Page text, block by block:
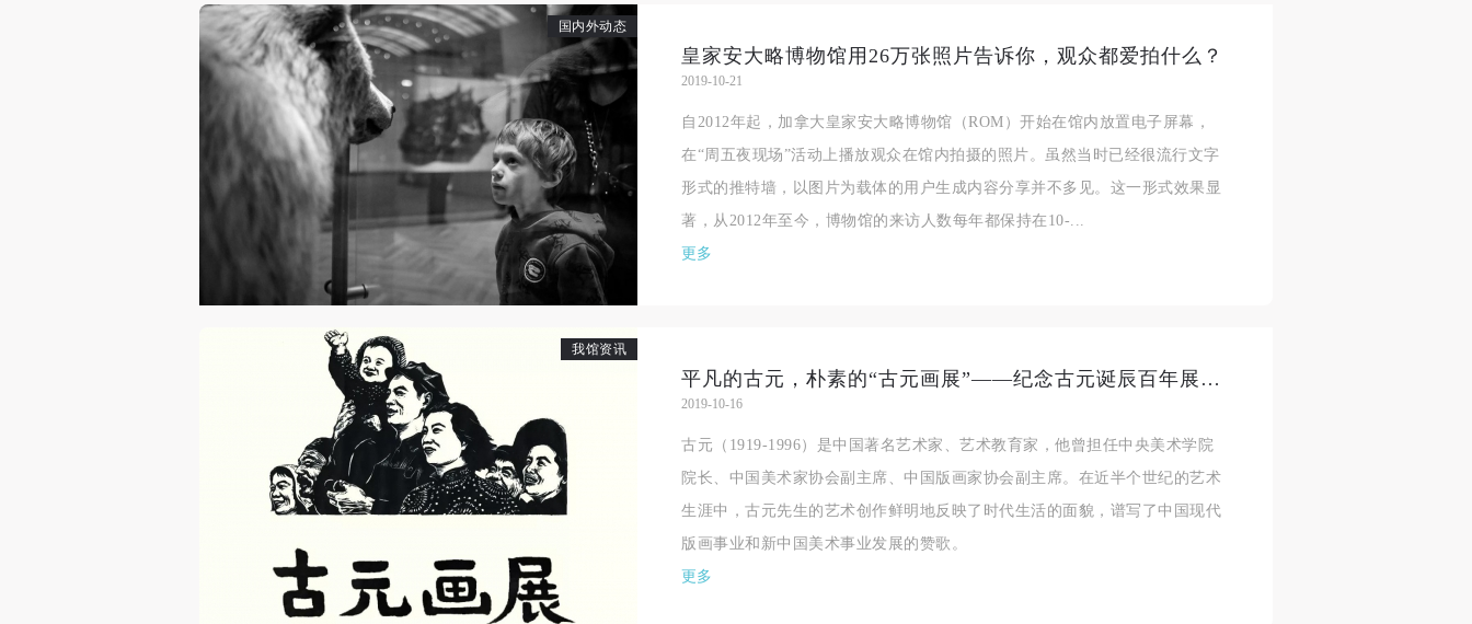
国内外动态
皇家安大略博物馆用26万张照片告诉你，观众都爱拍什么？
2019-10-21
自2012年起，加拿大皇家安大略博物馆（ROM）开始在馆内放置电子屏幕，
在“周五夜现场”活动上播放观众在馆内拍摄的照片。虽然当时已经很流行文字
形式的推特墙，以图片为载体的用户生成内容分享并不多见。这一形式效果显
著，从2012年至今，博物馆的来访人数每年都保持在10-...
更多
我馆资讯
平凡的古元，朴素的“古元画展”——纪念古元诞辰百年展10月16日开幕
2019-10-16
古元（1919-1996）是中国著名艺术家、艺术教育家，他曾担任中央美术学院
院长、中国美术家协会副主席、中国版画家协会副主席。在近半个世纪的艺术
生涯中，古元先生的艺术创作鲜明地反映了时代生活的面貌，谱写了中国现代
版画事业和新中国美术事业发展的赞歌。
更多
可使用雅昌艺术网会员账户登录
美术学院资料库》《中央美术学院美术馆资料库》等相关资料、文献、档案
机构和平台，在中央美术学院中使用和在互联网上传播，同意按相关“章程”规
定享受相关权益。
中央美术学院美术馆活动安全免责协议书
第一条
本次活动公平公正、自愿参加与退出、风险与责任自负的原则。但活动有风
险，参加者应有必要的风险意识。
第二条
参加本次活动者必须遵守中华人民共和国的相关法律、法规，必须遵循道德
和社会公德规范，并应该具备以人为本、团结友爱、互相帮助和助人为乐的
参加本次活动人员应该是成年人（具有完全民事行为能力的人，18周岁以
上）未成年人必须在成年人的陪同下参观。
第四条
参加活动者在此次活动期间的人身安全责任自负。鼓励参加者自行购买人身
安全保险。活动中一旦出现事故，活动中任何非事故当事人及美术馆将不承
担人身事故的任何责任，但有互相援助的义务。参加活动的成员应当积极主
动的组织实施救援工作，但对事故本身不承担任何法律责任和经济责任。参
美术学院资料库》《中央美术学院美术馆资料库》等相关资料、文献、档案
机构和平台，在中央美术学院中使用和在互联网上传播，同意按相关“章程”规
定享受相关权益。
中央美术学院美术馆活动安全免责协议书
第一条
本次活动公平公正、自愿参加与退出、风险与责任自负的原则。但活动有风
险，参加者应有必要的风险意识。
第二条
参加本次活动者必须遵守中华人民共和国的相关法律、法规，必须遵循道德
和社会公德规范，并应该具备以人为本、团结友爱、互相帮助和助人为乐的
参加本次活动人员应该是成年人（具有完全民事行为能力的人，18周岁以
上）未成年人必须在成年人的陪同下参观。
第四条
参加活动者在此次活动期间的人身安全责任自负。鼓励参加者自行购买人身
安全保险。活动中一旦出现事故，活动中任何非事故当事人及美术馆将不承
担人身事故的任何责任，但有互相援助的义务。参加活动的成员应当积极主
动的组织实施救援工作，但对事故本身不承担任何法律责任和经济责任。参
美术学院资料库》《中央美术学院美术馆资料库》等相关资料、文献、档案
机构和平台，在中央美术学院中使用和在互联网上传播，同意按相关“章程”规
定享受相关权益。
中央美术学院美术馆活动安全免责协议书
第一条
本次活动公平公正、自愿参加与退出、风险与责任自负的原则。但活动有风
险，参加者应有必要的风险意识。
第二条
参加本次活动者必须遵守中华人民共和国的相关法律、法规，必须遵循道德
和社会公德规范，并应该具备以人为本、团结友爱、互相帮助和助人为乐的
参加本次活动人员应该是成年人（具有完全民事行为能力的人，18周岁以
上）未成年人必须在成年人的陪同下参观。
第四条
参加活动者在此次活动期间的人身安全责任自负。鼓励参加者自行购买人身
安全保险。活动中一旦出现事故，活动中任何非事故当事人及美术馆将不承
担人身事故的任何责任，但有互相援助的义务。参加活动的成员应当积极主
动的组织实施救援工作，但对事故本身不承担任何法律责任和经济责任。参